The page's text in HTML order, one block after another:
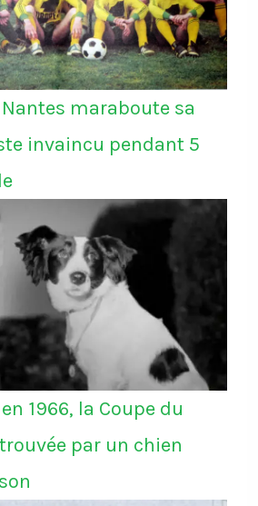
Nantes maraboute sa
invaincu pendant 5
1966, la Coupe du
par un chien